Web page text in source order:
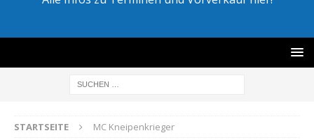
STARTSEITE MC Kneipenkrieger